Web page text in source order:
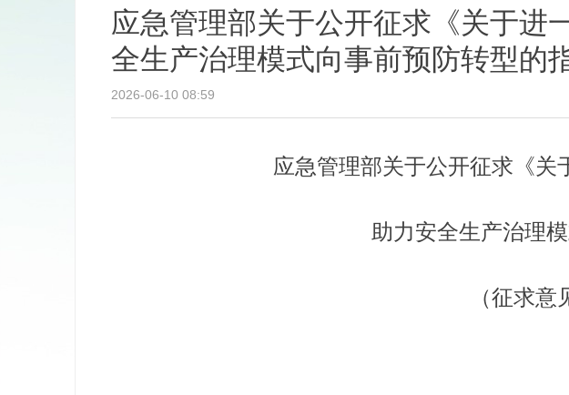
应急管理部关于公开征求《关于进
全生产治理模式向事前预防转型的
应急管理部关于公开征求《关
助力安全生产治理
（征求
2026-06-10 08:59